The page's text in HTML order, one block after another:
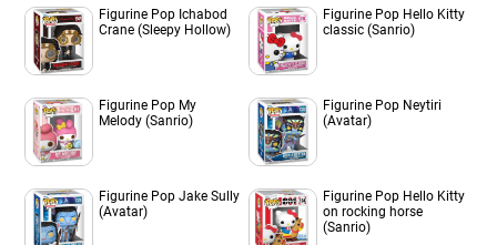
Figurine Pop Ichabod
Crane (Sleepy Hollow)
Figurine Pop Hello Kitty
classic (Sanrio)
Figurine Pop My
Melody (Sanrio)
Figurine Pop Neytiri
(Avatar)
Figurine Pop Jake Sully
(Avatar)
Figurine Pop Hello Kitty
on rocking horse
(Sanrio)